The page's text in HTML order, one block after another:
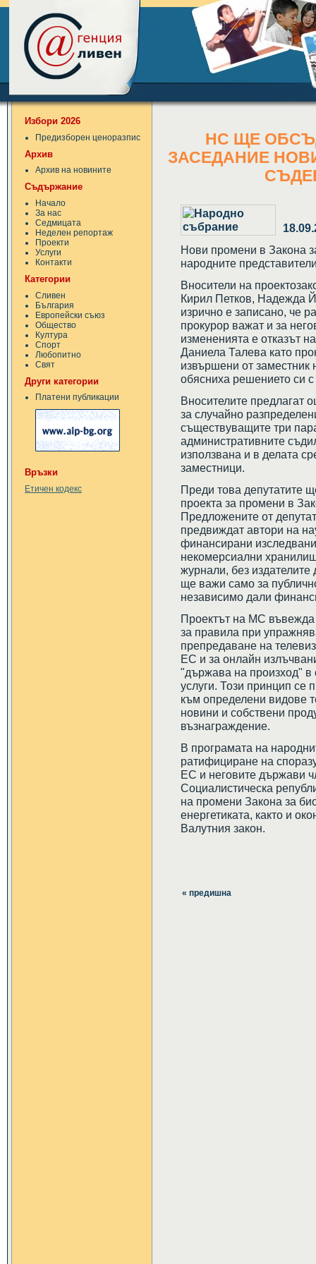
Избори 2026
Предизборен ценоразпис
Архив
Архив на новините
Съдържание
Начало
За нас
Седмицата
Неделен репортаж
Проекти
Услуги
Контакти
Категории
Сливен
България
Европейски съюз
Общество
Култура
Спорт
Любопитно
Свят
Други категории
Платени публикации
Връзки
Етичен кодекс
НС ЩЕ
ЗАСЕДАНИЕ
Нови промени в Закона
народните
Вносители на
Кирил Петков, Надежда
изрично е записано, че
прокурор важат и за
измененията е отказът
Даниела Талева като
извършени от
обясниха решението си с
Вносителите предлагат
за случайно
съществуващите три
административните
използвана и в делата
заместници.
Преди това депутатите
проекта за промени в
Предложените от
предвиждат автори на
финансирани
некомерсиални
журнали, без издателите
ще важи само за
независимо дали
Проектът на МС въвежда
за правила при
препредаване на
ЕС и за онлайн
"държава на произход" в
услуги. Този принцип се
към определени видове
новини и собствени
възнаграждение.
В програмата на
ратифициране на
ЕС и неговите държави
Социалистическа
на промени Закона за
енергетиката, както и
Валутния закон.
« предишна